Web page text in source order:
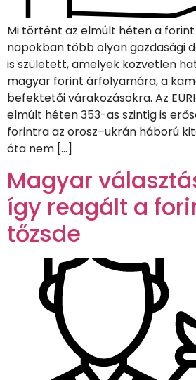
Mi történt az elmúlt héten a
napokban több olyan gazdasági
is született, amelyek közvetlen
magyar forint árfolyamára, a
befektetői várakozásokra. Az
elmúlt héten 353-as szintig is
forintra az orosz–ukrán háború
óta nem […]
Magyar
így reagált a
tőzsde